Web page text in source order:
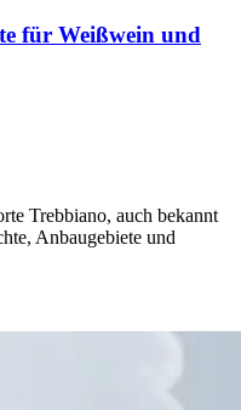
für Weißwein und
Trebbiano, auch bekannt
Anbaugebiete und